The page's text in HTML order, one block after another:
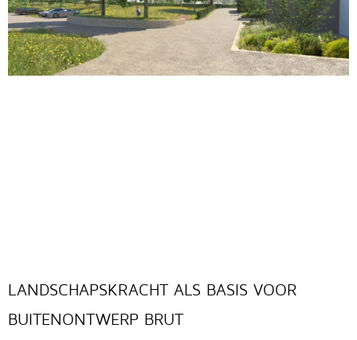
LANDSCHAPSKRACHT ALS BASIS VOOR
BUITENONTWERP BRUT